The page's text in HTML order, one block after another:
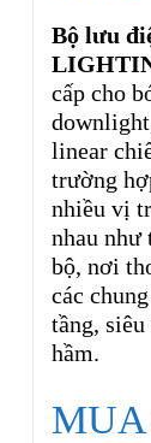
Bộ lưu
cấp cho
linear
trường
nhiều vị
nhau như
bộ, nơi
các
tầng,
hầm.